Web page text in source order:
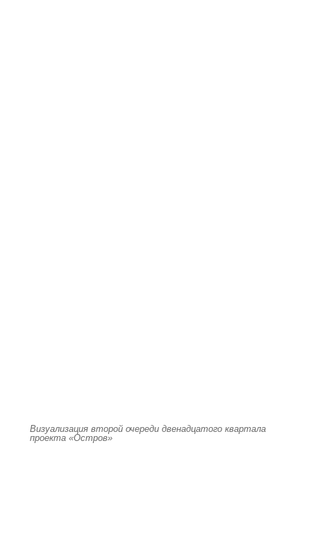
Визуализация второй очереди двенадцатого квартала
проекта «Остров»